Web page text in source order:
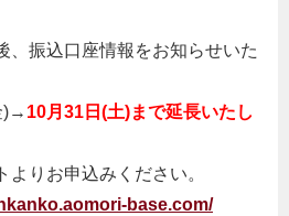
、振込口座情報をお知らせいた
)→ 10月31日(土)まで延長いたし
りお申込みください。
base.com/